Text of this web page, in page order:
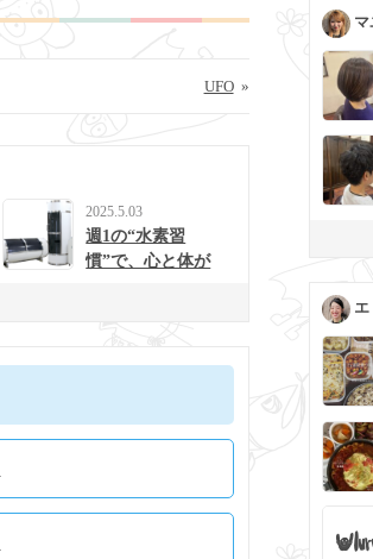
»
UFO
2025.5.03
週1の“水素習
慣”で、心と体が